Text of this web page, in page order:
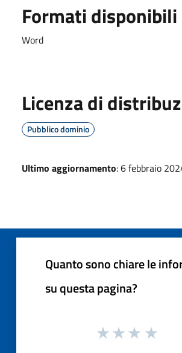
Formati disponibili
Word
Licenza di
Pubblico dominio
Ultimo aggiornamento: 6 febbraio
Quanto sono chiare le
su questa pagina?